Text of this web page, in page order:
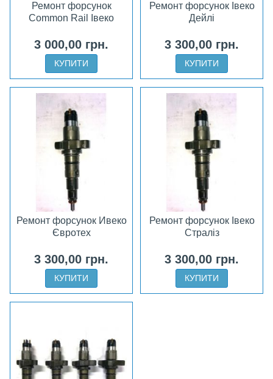
Ремонт форсунок
Common Rail Івеко
3 000,00 грн.
КУПИТИ
Ремонт форсунок Івеко
Дейлі
3 300,00 грн.
КУПИТИ
Ремонт форсунок Ивеко
Євротех
3 300,00 грн.
КУПИТИ
Ремонт форсунок Івеко
Страліз
3 300,00 грн.
КУПИТИ